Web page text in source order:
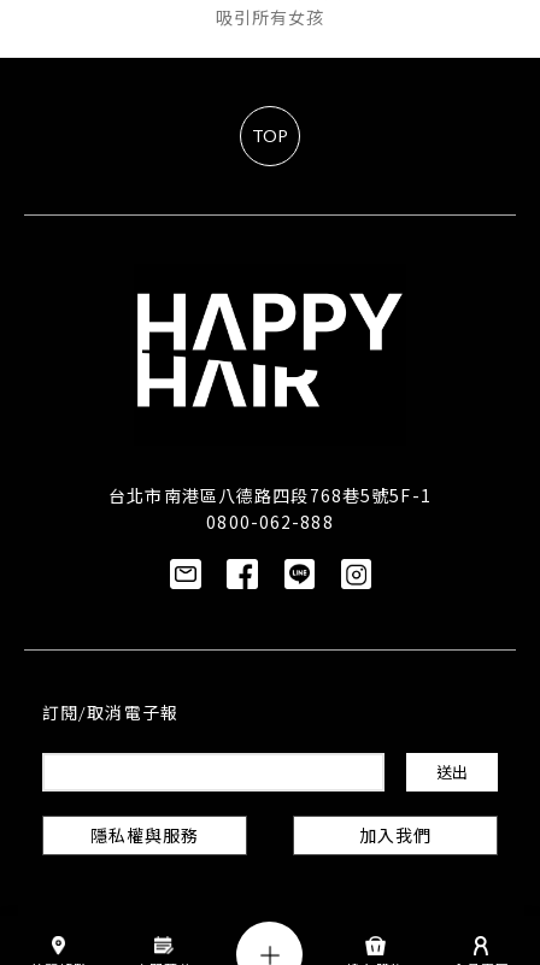
吸引所有女孩
TOP
台北市南港區八德路四段768巷5號5F-1
0800-062-888
訂閱/取消電子報
隱私權與服務 加入我們